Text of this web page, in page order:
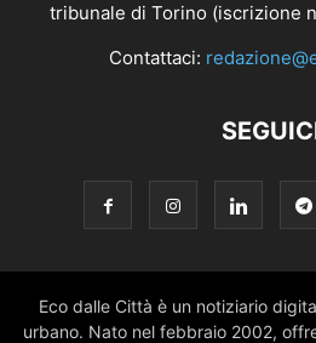
tribunale di Torino (iscrizione
Contattaci:
Eco dalle Città è un notiziario
urbano. Nato nel febbraio 2002,